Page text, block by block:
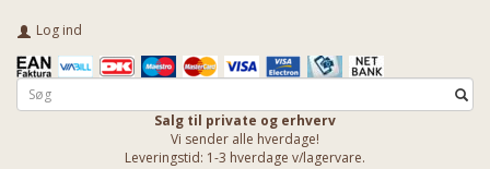
Log ind
Salg til private og erhverv
Vi sender alle hverdage!
Leveringstid: 1-3 hverdage v/lagervare.